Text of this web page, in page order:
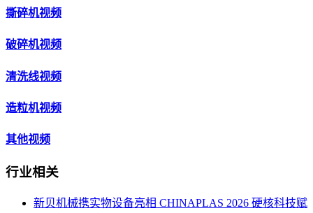
撕碎机视频
破碎机视频
清洗线视频
造粒机视频
其他视频
行业相关
新贝机械携实物设备亮相 CHINAPLAS 2026 硬核科技赋